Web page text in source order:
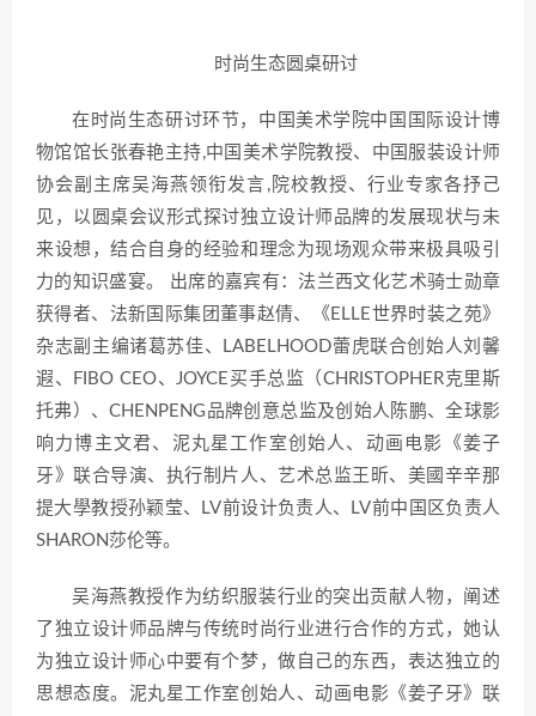
时尚生态圆桌研讨
在时尚生态研讨环节，中国美术学院中国国际设计博
物馆馆长张春艳主持,中国美术学院教授、中国服装设计师
协会副主席吴海燕领衔发言,院校教授、行业专家各抒己
见，以圆桌会议形式探讨独立设计师品牌的发展现状与未
来设想，结合自身的经验和理念为现场观众带来极具吸引
力的知识盛宴。 出席的嘉宾有：法兰西文化艺术骑士勋章
获得者、法新国际集团董事赵倩、《ELLE世界时装之苑》
杂志副主编诸葛苏佳、LABELHOOD蕾虎联合创始人刘馨
遐、FIBO CEO、JOYCE买手总监（CHRISTOPHER克里斯
托弗）、CHENPENG品牌创意总监及创始人陈鹏、全球影
响力博主文君、泥丸星工作室创始人、动画电影《姜子
牙》联合导演、执行制片人、艺术总监王昕、美國辛辛那
提大學教授孙颖莹、LV前设计负责人、LV前中国区负责人
SHARON莎伦等。
吴海燕教授作为纺织服装行业的突出贡献人物，阐述
了独立设计师品牌与传统时尚行业进行合作的方式，她认
为独立设计师心中要有个梦，做自己的东西，表达独立的
思想态度。泥丸星工作室创始人、动画电影《姜子牙》联